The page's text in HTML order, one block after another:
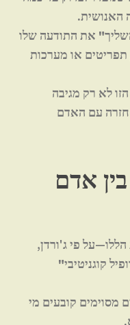
האנושית.
את התודעה שלו
או מערכות
לא רק מגיבה
עם האדם
בין אדם
פי ג'ורדן,
קוגניטיבי"
מסוימים קובעים מי